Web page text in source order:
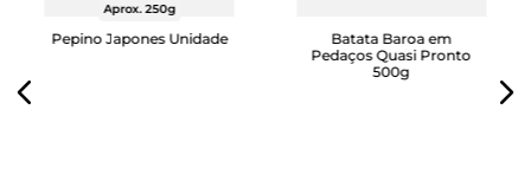
Aprox. 250g
Pepino Japones Unidade
Batata Baroa em
Pedaços Quasi Pronto
500g